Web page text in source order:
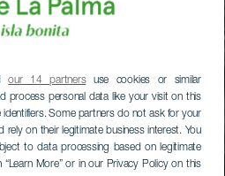
our 14 partnersuse cookies or similar
process personal data like your visit on this
Some partners do not ask for your
on their legitimate business interest. You
to data processing based on legitimate
More” or in our Privacy Policy on this